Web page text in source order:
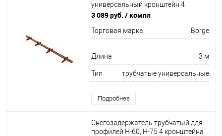
универсальный кронштейн 4
кронштейна Оцинков+порошковый
3 089 руб. / компл
Торговая марка Borge
Длина 3 м
Тип трубчатые универсальные
Подробнее
Снегозадержатель трубчатый для
профилей Н-60, Н-75 4 кронштейна